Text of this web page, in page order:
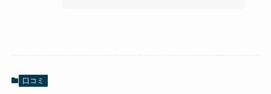
口コミ